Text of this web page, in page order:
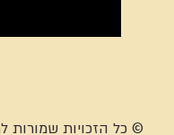
© כל הזכויות שמורות